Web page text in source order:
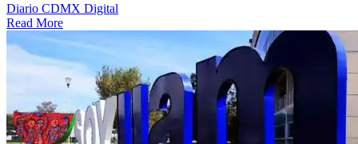
Diario CDMX Digital
Read More